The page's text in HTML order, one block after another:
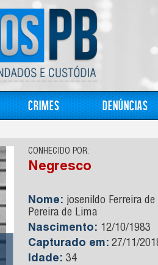
Crimes Denúncias
CONHECIDO POR:
Negresco
Nome: josenildo Ferreira
Pereira de Lima
Nascimento: 12/10/1983
Capturado em: 27/11/
Idade: 34